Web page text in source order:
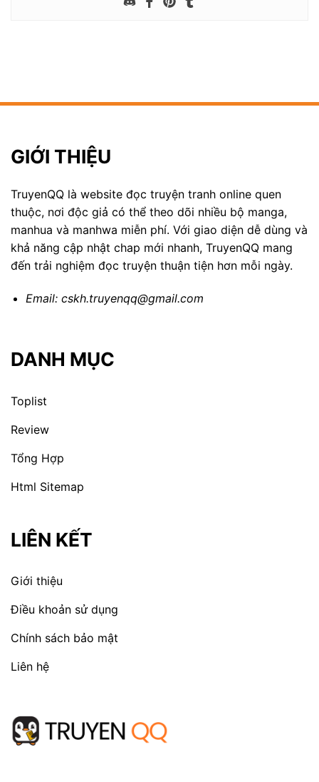
GIỚI THIỆU
TruyenQQ là website đọc truyện tranh online quen
thuộc, nơi độc giả có thể theo dõi nhiều bộ manga,
manhua và manhwa miễn phí. Với giao diện dễ dùng và
khả năng cập nhật chap mới nhanh, TruyenQQ mang
đến trải nghiệm đọc truyện thuận tiện hơn mỗi ngày.
Email: cskh.truyenqq@gmail.com
DANH MỤC
Toplist
Review
Tổng Hợp
Html Sitemap
LIÊN KẾT
Giới thiệu
Điều khoản sử dụng
Chính sách bảo mật
Liên hệ